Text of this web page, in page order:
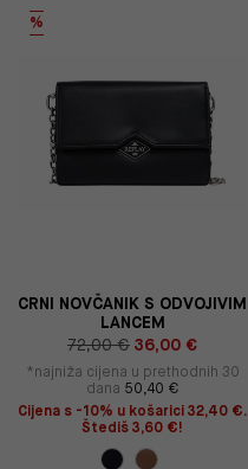
%
CRNI NOVČANIK S ODVOJIVIM
LANCEM
72,00 € 36,00 €
*najniža cijena u prethodnih 30
dana 50,40 €
Cijena s -10% u košarici 32,40 €.
Štediš 3,60 €!